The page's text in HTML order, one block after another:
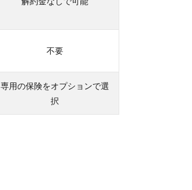
不要
専用の保険をオプションで選
択